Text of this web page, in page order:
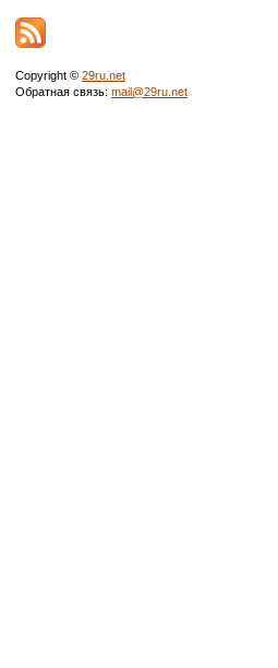
Copyright © 29ru.net
Обратная связь: mail@29ru.net